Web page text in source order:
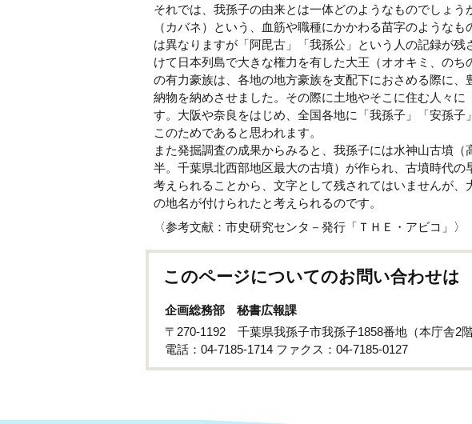
それでは、我孫子の由来とは一体どのようなものでしょ
（カバネ）という、血筋や職種にかかわる苗字のような
は異なりますが「阿毘古」「我孫公」という人の記録が
けて日本列島で大きな権力を有した大王（オオキミ、の
の有力豪族は、各地の地方豪族を支配下におさめる際に
納物を納めさせました。その際に土地やそこに住む人々
す。大阪や奈良をはじめ、全国各地に「我孫子」「安孫
このためであると思われます。
また発掘調査の成果からみると、我孫子には水神山古墳
半。千葉県北西部地区最大の古墳）が作られ、古墳時代
考えられることから、文字として残されてはいませんが、
の地名が付けられたと考えられるのです。
〈参考文献：市史研究センタ－発行「ＴＨＥ・アビコ」〉
このページについてのお問い合わせは
企画総務部 秘書広報課
〒270-1192 千葉県我孫子市我孫子1858番地（本庁舎2階
電話：04-7185-1714 ファクス：04-7185-0127